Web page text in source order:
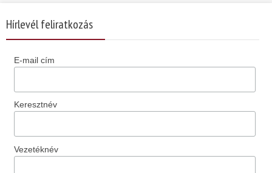
Hírlevél feliratkozás
E-mail cím
Keresztnév
Vezetéknév